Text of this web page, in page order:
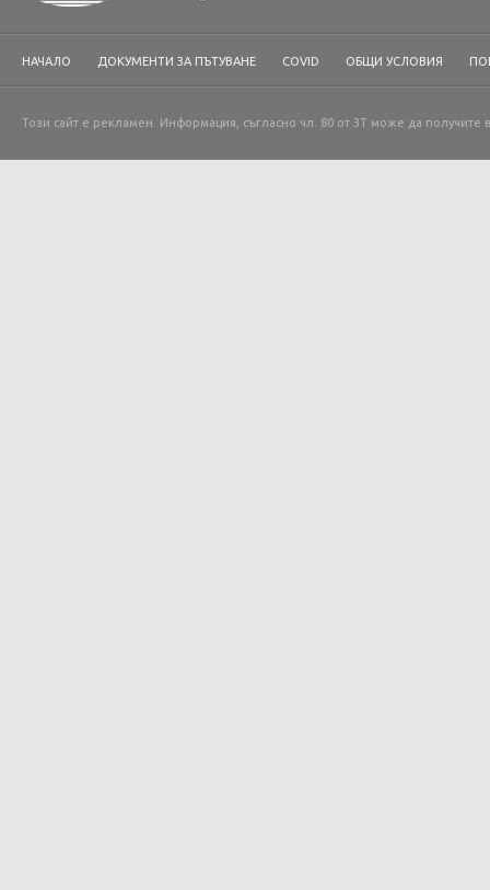
НАЧАЛО ДОКУМЕНТИ ЗА ПЪТУВАНЕ COVID ОБЩИ УСЛОВИЯ
Този сайт е рекламен. Информация, съгласно чл. 80 от ЗТ може да получите